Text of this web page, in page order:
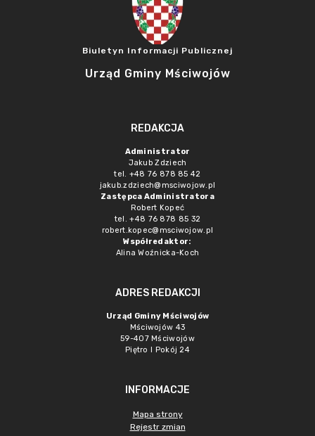
Biuletyn Informacji Publicznej
Urząd Gminy Mściwojów
REDAKCJA
Administrator
Jakub Zdziech
tel. +48 76 878 85 42
jakub.zdziech@msciwojow.pl
Zastępca Administratora
Robert Kopeć
tel. +48 76 878 85 32
robert.kopec@msciwojow.pl
Współredaktor:
Alina Woźnicka-Koch
ADRES REDAKCJI
Urząd Gminy Mściwojów
Mściwojów 43
59-407 Mściwojów
Piętro I Pokój 24
INFORMACJE
Mapa strony
Rejestr zmian